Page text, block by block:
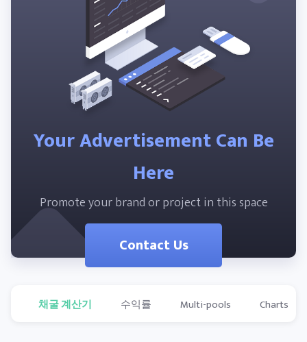
Your Advertisement Can Be
Here
Promote your brand or project in this space
Contact Us
채굴 계산기 수익률 Multi-pools Charts